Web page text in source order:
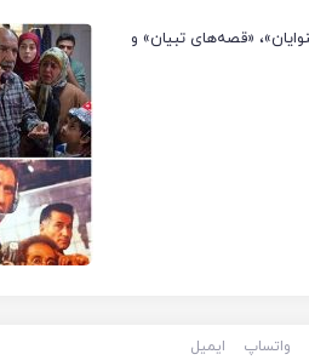
«قصه‌های تبیان» و
واتساپ ایمیل